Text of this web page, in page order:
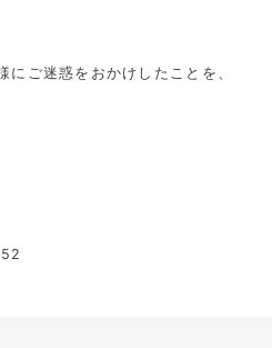
にご迷惑をおかけしたことを、